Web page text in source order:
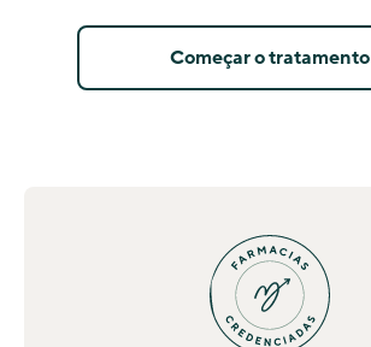
Começar o tratamento